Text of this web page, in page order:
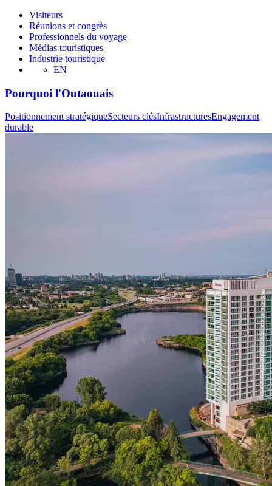
Visiteurs
Réunions et congrès
Professionnels du voyage
Médias touristiques
Industrie touristique
EN
Pourquoi l'Outaouais
Positionnement stratégiqueSecteurs clésInfrastructuresEngagement
durable